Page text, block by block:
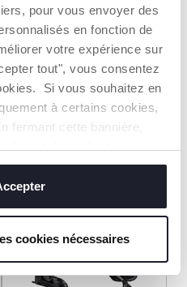
pour vous envoyer des
en fonction de
votre expérience sur
tout", vous consentez
Si vous souhaitez en
à certains cookies,
fermant cette bannière,
au service demandé.
cookies nécessaires
+ COULEURS
Trio Seety 2
549,99 €
AJOUTER
2=3